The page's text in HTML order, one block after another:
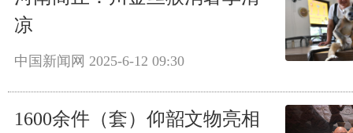
凉
中国新闻网 2025-6-12 09:30
1600余件（套）仰韶文物亮相